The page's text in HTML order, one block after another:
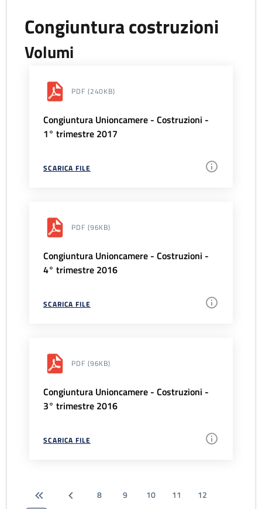
Congiuntura costruzioni
Volumi
PDF (240KB)
Congiuntura Unioncamere - Costruzioni -
1° trimestre 2017
SCARICA FILE
PDF (96KB)
Congiuntura Unioncamere - Costruzioni -
4° trimestre 2016
SCARICA FILE
PDF (96KB)
Congiuntura Unioncamere - Costruzioni -
3° trimestre 2016
SCARICA FILE
8 9 10 11
12